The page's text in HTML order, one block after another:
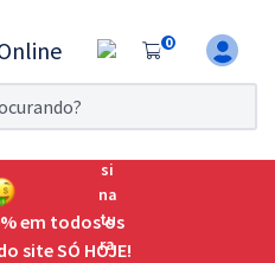
0
7 dias!
o Exame da
em todos os
site SÓ HOJE!